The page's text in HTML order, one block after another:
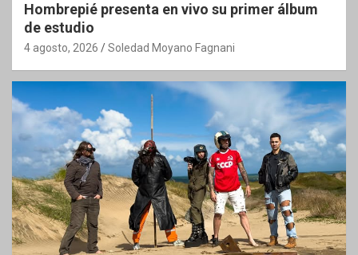
Hombrepié presenta en vivo su primer álbum
de estudio
4 agosto, 2026 Soledad Moyano Fagnani